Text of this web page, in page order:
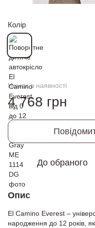
Колір
Немає в наявності
4 768 грн
До обраного
Опис
El Camino Everest –
народження до 12 років,